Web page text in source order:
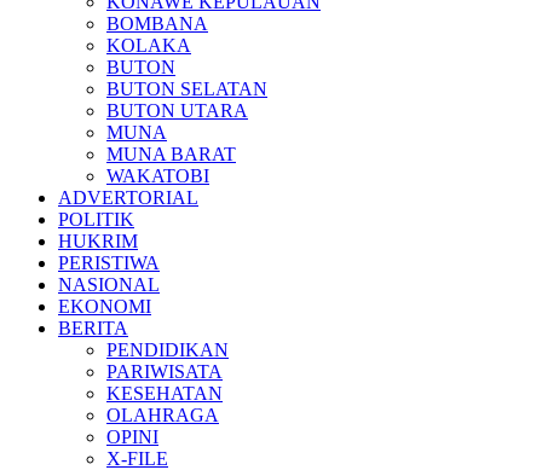
BOMBANA
KOLAKA
BUTON
BUTON SELATAN
BUTON UTARA
MUNA
MUNA BARAT
WAKATOBI
ADVERTORIAL
POLITIK
HUKRIM
PERISTIWA
NASIONAL
EKONOMI
BERITA
PENDIDIKAN
PARIWISATA
KESEHATAN
OLAHRAGA
OPINI
X-FILE